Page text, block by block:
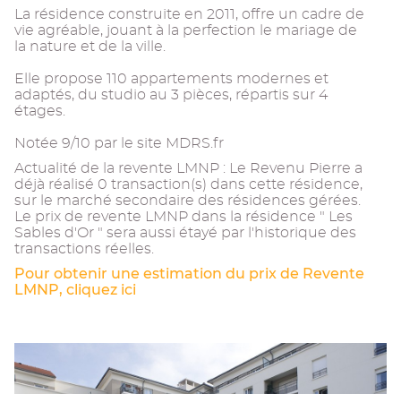
La résidence construite en 2011, offre un cadre de
vie agréable, jouant à la perfection le mariage de
la nature et de la ville.
Elle propose 110 appartements modernes et
adaptés, du studio au 3 pièces, répartis sur 4
étages.
Notée 9/10 par le site MDRS.fr
Actualité de la revente LMNP : Le Revenu Pierre a
déjà réalisé 0 transaction(s) dans cette résidence,
sur le marché secondaire des résidences gérées.
Le prix de revente LMNP dans la résidence " Les
Sables d'Or " sera aussi étayé par l'historique des
transactions réelles.
Pour obtenir une estimation du prix de Revente
LMNP, cliquez ici